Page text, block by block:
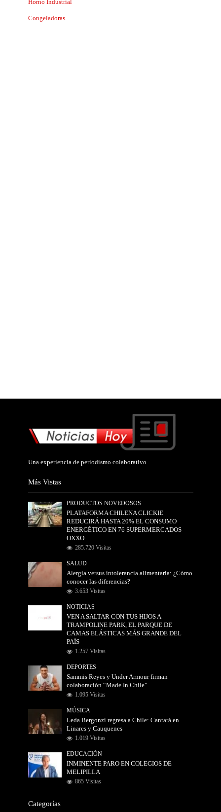
Horno Industrial
Congeladoras
Una experiencia de periodismo colaborativo
Más Vistas
PRODUCTOS NOVEDOSOS
PLATAFORMA CHILENA CLICKIE
REDUCIRÁ HASTA 20% EL CONSUMO
ENERGÉTICO EN 76 SUPERMERCADOS
OXXO
285.720 Visitas
SALUD
Alergia versus intolerancia alimentaria: ¿Cómo
conocer las diferencias?
3.653 Visitas
NOTICIAS
VEN A SALTAR CON TUS HIJOS A
TRAMPOLINE PARK, EL PARQUE DE
CAMAS ELÁSTICAS MÁS GRANDE DEL
PAÍS
1.257 Visitas
DEPORTES
Sammis Reyes y Under Armour firman
colaboración “Made In Chile”
1.095 Visitas
MÚSICA
Leda Bergonzi regresa a Chile: Cantará en
Linares y Cauquenes
1.019 Visitas
EDUCACIÓN
INMINENTE PARO EN COLEGIOS DE
MELIPILLA
865 Visitas
Categorías